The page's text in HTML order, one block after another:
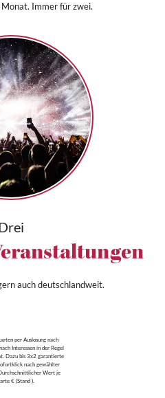
Immer für zwei.
auch deutschlandweit.
per Auslosung nach
Interessen in der Regel
Dazu bis 3x2 garantierte
nach gewählter
Wert je
€ (Stand ).